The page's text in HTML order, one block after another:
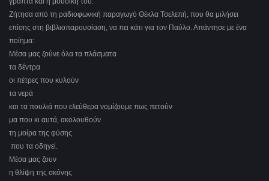
Ζήτησα από τη ραδιοφωνική παραγωγό Θέκλα Τσελεπή, που θα μιλήσει
επίσης στη βιβλιοπαρουσίαση, να πει κάτι για τον Παύλο. Απάντησε με ένα
ποίημα:
Μέσα μας ζούνε όλα τα πλάσματα
τα δέντρα
οι πέτρες που κυλούν
τα νερά
και τα πουλιά που ελεύθερα νομίζουμε πως πετούν
μα που κι αυτά, ακολουθούν
τη μοίρα της φύσης
που τα οδηγεί.
Μέσα μας ζουν
η θλίψη της σκόνης